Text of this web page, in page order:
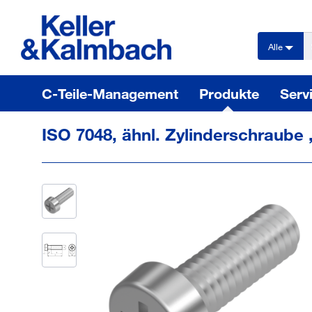
Alle
C-Teile-Management Produkte
ISO 7048, ähnl. Zylinderschraube